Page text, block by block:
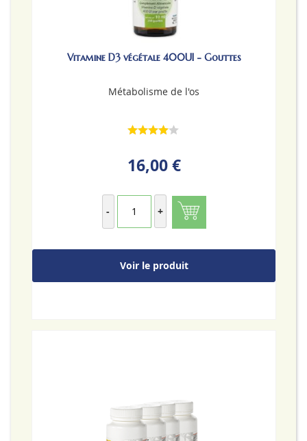
Vitamine D3 végétale 400UI - Gouttes
Métabolisme de l'os
16,00 €
- +
Voir le produit